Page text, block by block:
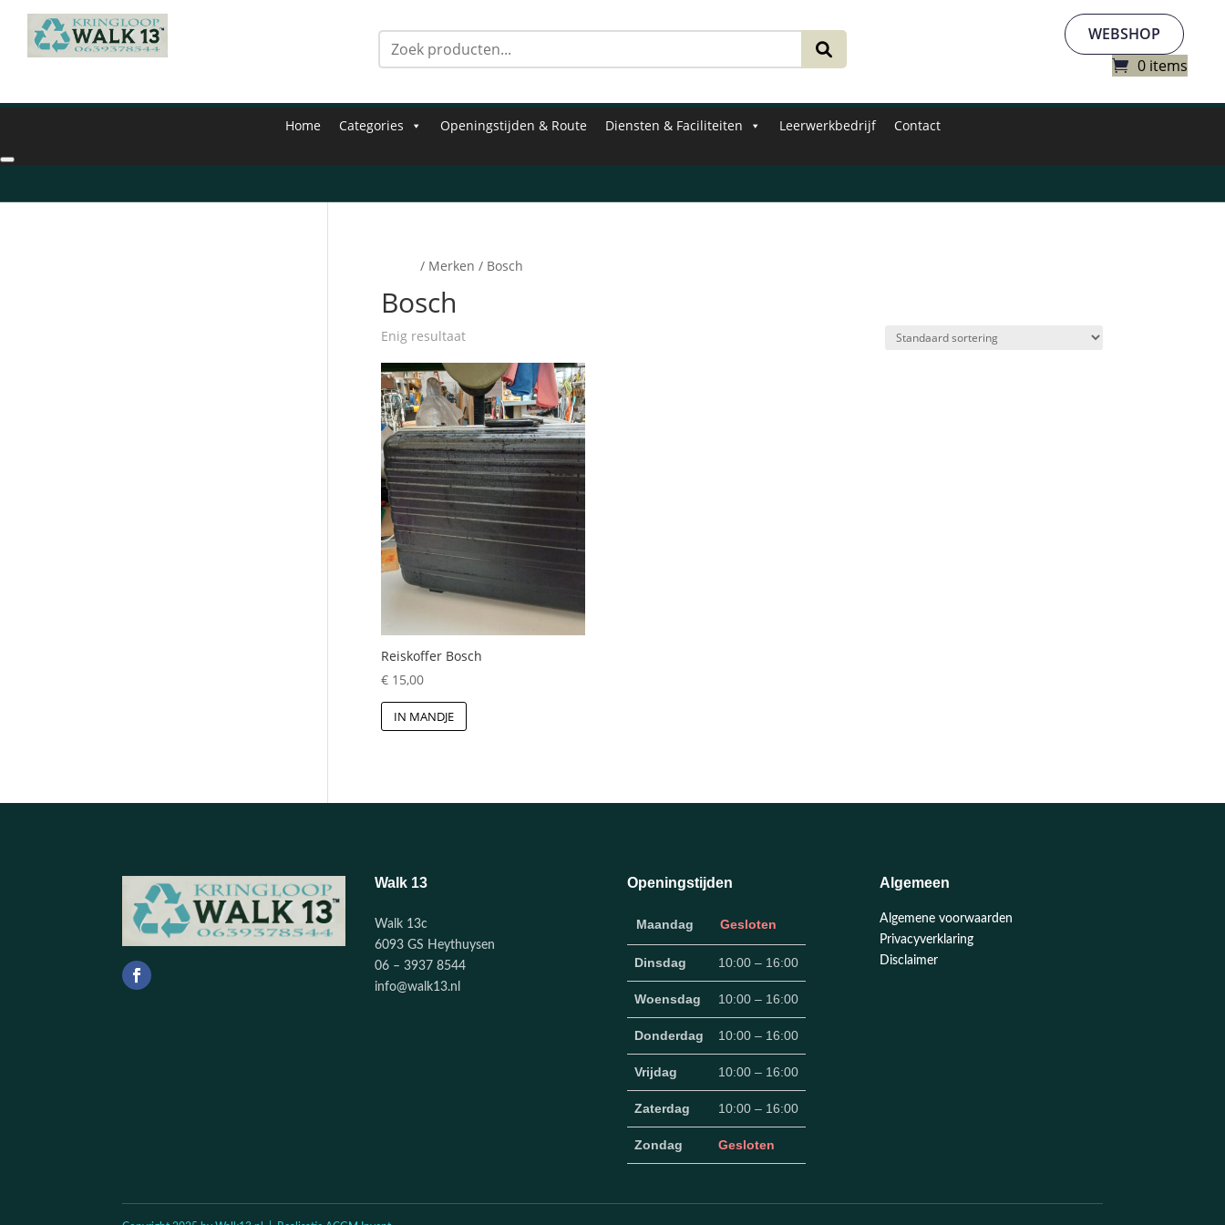
WEBSHOP
0 items
Home Categories Openingstijden & Route Diensten & Faciliteiten Leerwerkbedrijf Contact
/ Merken / Bosch
Bosch
Enig resultaat
Reiskoffer Bosch
€15,00
IN MANDJE
Walk 13
Walk 13c
6093 GS Heythuysen
06 – 3937 8544
info@walk13.nl
Openingstijden
Maandag Gesloten
Dinsdag 10:00 – 16:00
Woensdag 10:00 – 16:00
Donderdag 10:00 – 16:00
Vrijdag 10:00 – 16:00
Zaterdag 10:00 – 16:00
Zondag Gesloten
Algemeen
Algemene voorwaarden
Privacyverklaring
Disclaimer